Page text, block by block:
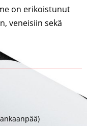
on erikoistunut
veneisiin sekä